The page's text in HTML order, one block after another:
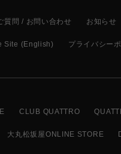
質問 / お問い合わせ お知らせ
Site (English) プライバシー
CLUB QUATTRO
大丸松坂屋ONLINE STORE